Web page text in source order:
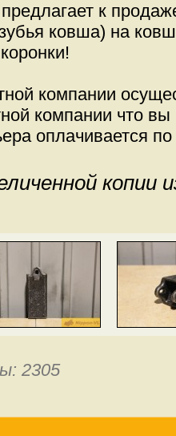
к
ковша) на
компании
компании что
оплачивается
копии
2305